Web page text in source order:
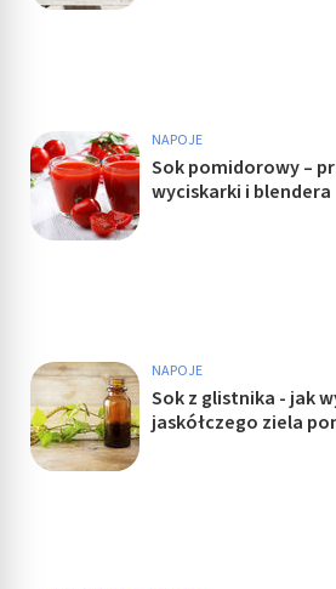
NAPOJE
Sok pomidorowy –
wyciskarki i blendera
NAPOJE
Sok z glistnika - jak
jaskółczego ziela